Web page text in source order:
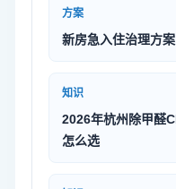
方案
新房急入住治理方案
知识
2026年杭州除甲醛
怎么选